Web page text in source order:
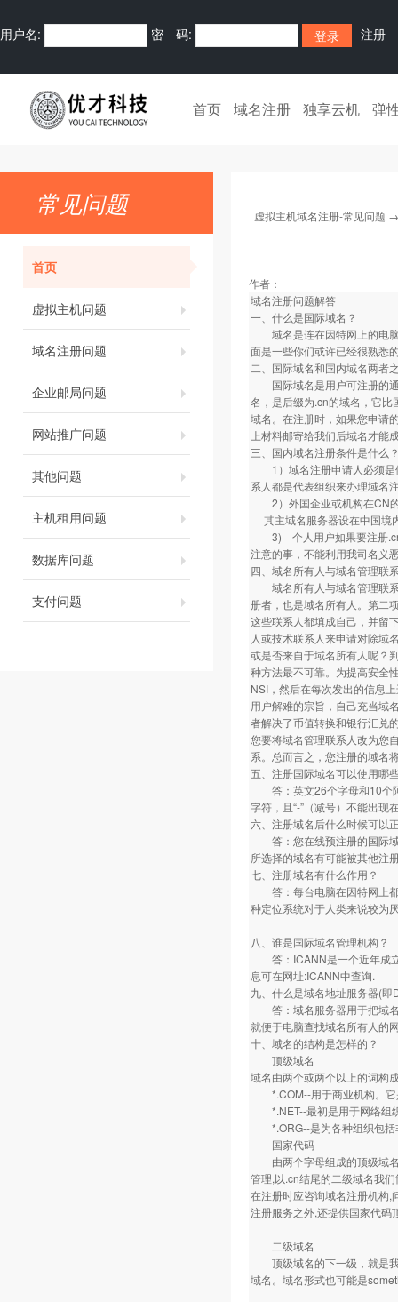
用户名: 密 码: 注册
首页 域名注册 独享云机 弹
常见问题
首页
虚拟主机问题
域名注册问题
企业邮局问题
网站推广问题
其他问题
主机租用问题
数据库问题
支付问题
虚拟主机域名注册-常见问题
作者：
域名注册问题解答
一、什么是国际域名？
域名是连在因特网上的电脑
面是一些你们或许已经很熟悉
二、国际域名和国内域名两者
国际域名是用户可注册的通
名，是后缀为.cn的域名，它
域名。在注册时，如果您申请
上材料邮寄给我们后域名才能
三、国内域名注册条件是什么
1）域名注册申请人必须是
系人都是代表组织来办理域名
2）外国企业或机构在CN的
其主域名服务器设在中国境
3) 个人用户如果要注册.cn
注意的事，不能利用我司名义
四、域名所有人与域名管理联
域名所有人与域名管理联系
册者，也是域名所有人。第二
这些联系人都填成自己，并留
人或技术联系人来申请对除域
或是否来自于域名所有人呢？
种方法最不可靠。为提高安全
NSI，然后在每次发出的信息
用户解难的宗旨，自己充当域
者解决了币值转换和银行汇兑
您要将域名管理联系人改为您
系。总而言之，您注册的域名
五、注册国际域名可以使用哪
答：英文26个字母和10个阿
字符，且“-”（减号）不能出现
六、注册域名后什么时候可以
答：您在线预注册的国际域
所选择的域名有可能被其他注
七、注册域名有什么作用？
答：每台电脑在因特网上都
种定位系统对于人类来说较为
八、谁是国际域名管理机构？
答：ICANN是一个近年成立
息可在网址:ICANN中查询.
九、什么是域名地址服务器(即
答：域名服务器用于把域名
就便于电脑查找域名所有人的
十、域名的结构是怎样的？
顶级域名
域名由两个或两个以上的词构
*.COM--用于商业机构。它
*.NET--最初是用于网络组
*.ORG--是为各种组织包括
国家代码
由两个字母组成的顶级域名
管理,以.cn结尾的二级域名我
在注册时应咨询域名注册机构,
注册服务之外,还提供国家代码
二级域名
顶级域名的下一级，就是我
域名。域名形式也可能是